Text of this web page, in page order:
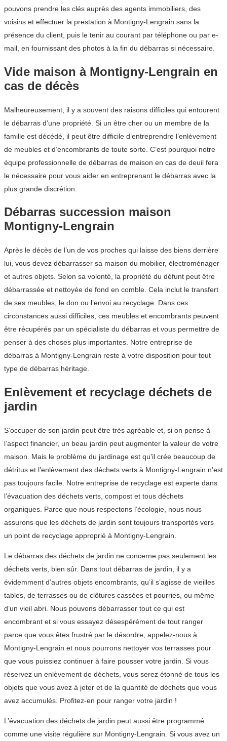
pouvons prendre les clés auprès des agents immobiliers, des
voisins et effectuer la prestation à Montigny-Lengrain sans la
présence du client, puis le tenir au courant par téléphone ou par e-
mail, en fournissant des photos à la fin du débarras si nécessaire.
Vide maison à Montigny-Lengrain en
cas de décès
Malheureusement, il y a souvent des raisons difficiles qui entourent
le débarras d’une propriété. Si un être cher ou un membre de la
famille est décédé, il peut être difficile d’entreprendre l’enlèvement
de meubles et d’encombrants de toute sorte. C’est pourquoi notre
équipe professionnelle de débarras de maison en cas de deuil fera
le nécessaire pour vous aider en entreprenant le débarras avec la
plus grande discrétion.
Débarras succession maison
Montigny-Lengrain
Après le décès de l’un de vos proches qui laisse des biens derrière
lui, vous devez débarrasser sa maison du mobilier, électroménager
et autres objets. Selon sa volonté, la propriété du défunt peut être
débarrassée et nettoyée de fond en comble. Cela inclut le transfert
de ses meubles, le don ou l’envoi au recyclage. Dans ces
circonstances aussi difficiles, ces meubles et encombrants peuvent
être récupérés par un spécialiste du débarras et vous permettre de
penser à des choses plus importantes. Notre entreprise de
débarras à Montigny-Lengrain reste à votre disposition pour tout
type de débarras héritage.
Enlèvement et recyclage déchets de
jardin
S’occuper de son jardin peut être très agréable et, si on pense à
l’aspect financier, un beau jardin peut augmenter la valeur de votre
maison. Mais le problème du jardinage est qu’il crée beaucoup de
détritus et l’enlèvement des déchets verts à Montigny-Lengrain n’est
pas toujours facile. Notre entreprise de recyclage est experte dans
l’évacuation des déchets verts, compost et tous déchets
organiques. Parce que nous respectons l’écologie, nous nous
assurons que les déchets de jardin sont toujours transportés vers
un point de recyclage approprié à Montigny-Lengrain.
Le débarras des déchets de jardin ne concerne pas seulement les
déchets verts, bien sûr. Dans tout débarras de jardin, il y a
évidemment d’autres objets encombrants, qu’il s’agisse de vieilles
tables, de terrasses ou de clôtures cassées et pourries, ou même
d’un vieil abri. Nous pouvons débarrasser tout ce qui est
encombrant et si vous essayez désespérément de tout ranger
parce que vous êtes frustré par le désordre, appelez-nous à
Montigny-Lengrain et nous pourrons nettoyer vos terrasses pour
que vous puissiez continuer à faire pousser votre jardin. Si vous
réservez un enlèvement de déchets, vous serez étonné de tous les
objets que vous avez à jeter et de la quantité de déchets que vous
avez accumulés. Profitez-en pour ranger votre jardin !
L’évacuation des déchets de jardin peut aussi être programmé
comme une visite régulière sur Montigny-Lengrain. Si vous avez un